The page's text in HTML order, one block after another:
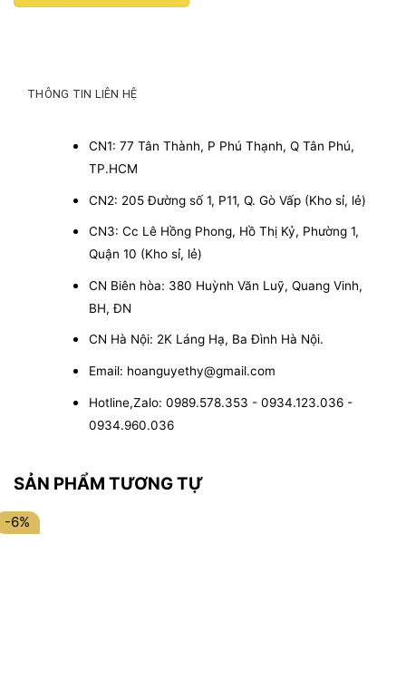
THÔNG TIN LIÊN HỆ
CN1: 77 Tân Thành, P Phú Thạnh, Q Tân Phú,
TP.HCM
CN2: 205 Đường số 1, P11, Q. Gò Vấp (Kho sỉ, lẻ)
CN3: Cc Lê Hồng Phong, Hồ Thị Kỷ, Phường 1,
Quận 10 (Kho sỉ, lẻ)
CN Biên hòa: 380 Huỳnh Văn Luỹ, Quang Vinh,
BH, ĐN
CN Hà Nội: 2K Láng Hạ, Ba Đình Hà Nội.
Email: hoanguyethy@gmail.com
Hotline,Zalo: 0989.578.353 - 0934.123.036 -
0934.960.036
SẢN PHẨM TƯƠNG TỰ
-6%